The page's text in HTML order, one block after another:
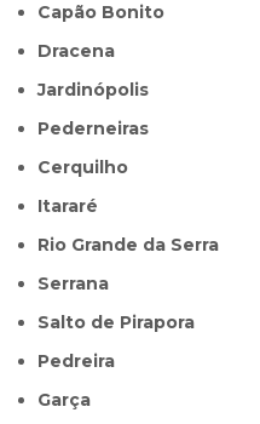
Capão Bonito
Dracena
Jardinópolis
Pederneiras
Cerquilho
Itararé
Rio Grande da Serra
Serrana
Salto de Pirapora
Pedreira
Garça